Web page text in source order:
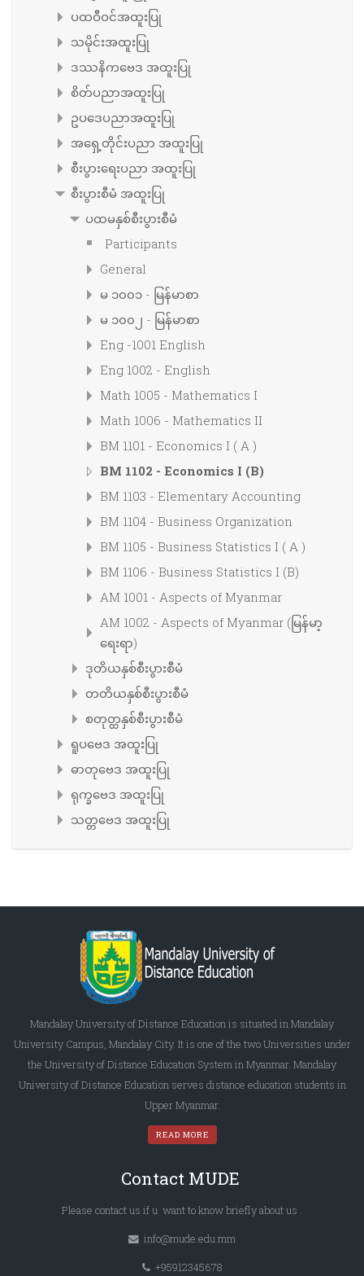
ပထဝီဝင်အထူးပြု
သမိုင်းအထူးပြု
ဒဿနိကဗေဒ အထူးပြု
စိတ်ပညာအထူးပြု
ဥပဒေပညာအထူးပြု
အရှေ့တိုင်းပညာ အထူးပြု
စီးပွားရေးပညာ အထူးပြု
စီးပွားစီမံ အထူးပြု
ပထမနှစ်စီးပွားစီမံ
Participants
General
မ ၁၀၀၁ - မြန်မာစာ
မ ၁၀၀၂ - မြန်မာစာ
Eng -1001 English
Eng 1002 - English
Math 1005 - Mathematics I
Math 1006 - Mathematics II
BM 1101 - Economics I ( A )
BM 1102 - Economics I (B)
BM 1103 - Elementary Accounting
BM 1104 - Business Organization
BM 1105 - Business Statistics I ( A )
BM 1106 - Business Statistics I (B)
AM 1001 - Aspects of Myanmar
AM 1002 - Aspects of Myanmar (မြန်မာ့
ရေးရာ)
ဒုတိယနှစ်စီးပွားစီမံ
တတိယနှစ်စီးပွားစီမံ
စတုတ္ထနှစ်စီးပွားစီမံ
ရူပဗေဒ အထူးပြု
ဓာတုဗေဒ အထူးပြု
ရုက္ခဗေဒ အထူးပြု
သတ္တဗေဒ အထူးပြု
Mandalay University of Distance Education is situated in Mandalay
University Campus, Mandalay City. It is one of the two Universities under
the University of Distance Education System in Myanmar. Mandalay
University of Distance Education serves distance education students in
Upper Myanmar.
READ MORE
Contact MUDE
Please contact us if u want to know brieflyabout us
info@mude.edu.mm
+95912345678